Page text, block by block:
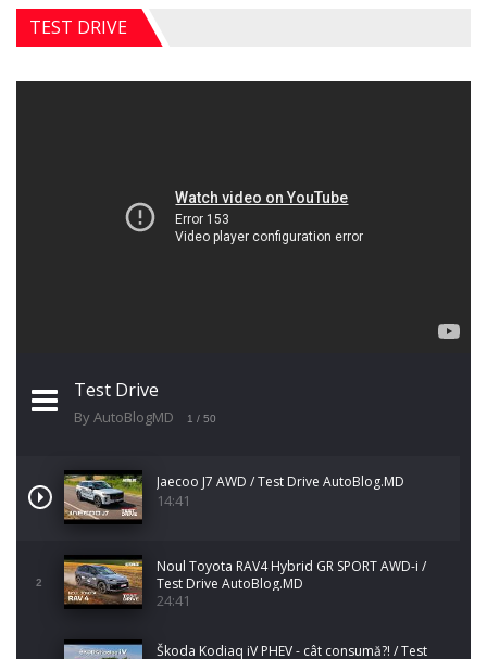
TEST DRIVE
Test Drive
By AutoBlogMD 1 / 50
Jaecoo J7 AWD / Test Drive AutoBlog.MD
14:41
2
Noul Toyota RAV4 Hybrid GR SPORT AWD-i /
Test Drive AutoBlog.MD
24:41
Škoda Kodiaq iV PHEV - cât consumă?! / Test